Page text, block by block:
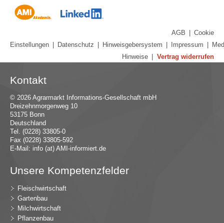
AGB
Cookie
Einstellungen
Datenschutz Hinweisgebersystem Impressum
Hinweise
Vertrag widerrufen
Kontakt
© 2026 Agrarmarkt Informations-Gesellschaft mbH
Dreizehnmorgenweg 10
53175 Bonn
Deutschland
Tel. (0228) 33805-0
Fax (0228) 33805-592
E-Mail: info (at) AMI-informiert.de
Unsere Kompetenzfelder
Fleischwirtschaft
Gartenbau
Milchwirtschaft
Pflanzenbau